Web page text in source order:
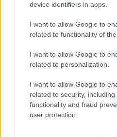
device identifiers in apps.
I want to allow Google to
related to functionality of
I want to allow Google to
related to personalization.
I want to allow Google to
related to security,
functionality and fraud
user protection.